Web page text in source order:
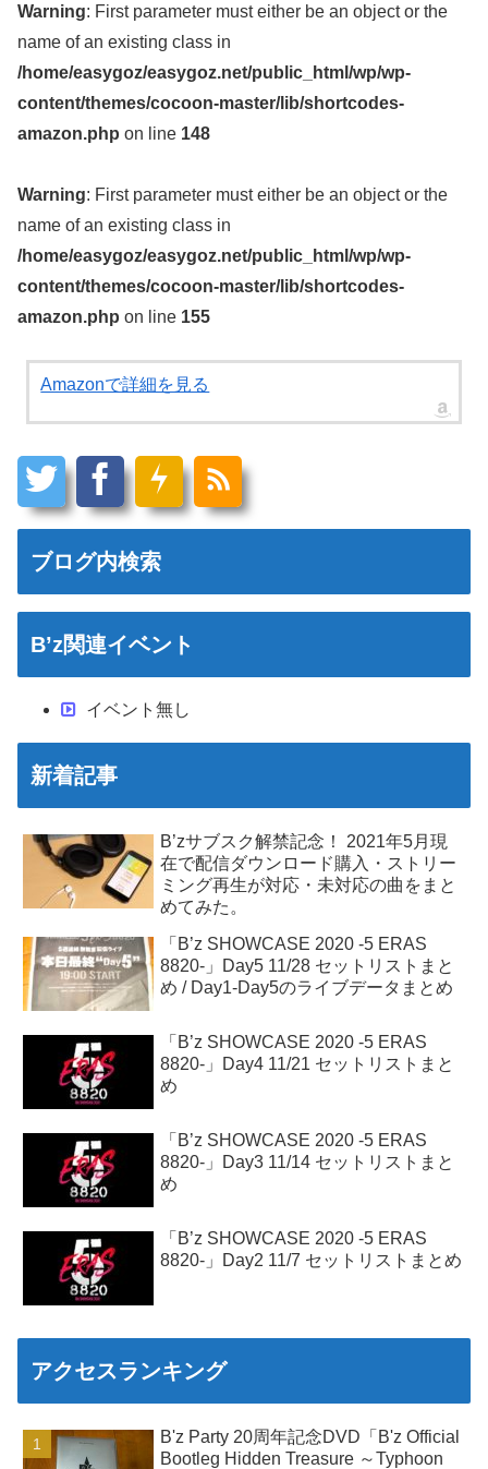
Warning: First parameter must either be an object or the
name of an existing class in
/home/easygoz/easygoz.net/public_html/wp/wp-
content/themes/cocoon-master/lib/shortcodes-
amazon.php on line 148
Warning: First parameter must either be an object or the
name of an existing class in
/home/easygoz/easygoz.net/public_html/wp/wp-
content/themes/cocoon-master/lib/shortcodes-
amazon.php on line 155
Amazonで詳細を見る
ブログ内検索
B’z関連イベント
イベント無し
新着記事
B’zサブスク解禁記念！ 2021年5月現
在で配信ダウンロード購入・ストリー
ミング再生が対応・未対応の曲をまと
めてみた。
「B’z SHOWCASE 2020 -5 ERAS
8820-」Day5 11/28 セットリストまと
め / Day1-Day5のライブデータまとめ
「B’z SHOWCASE 2020 -5 ERAS
8820-」Day4 11/21 セットリストまと
め
「B’z SHOWCASE 2020 -5 ERAS
8820-」Day3 11/14 セットリストまと
め
「B’z SHOWCASE 2020 -5 ERAS
8820-」Day2 11/7 セットリストまとめ
アクセスランキング
B'z Party 20周年記念DVD「B'z Official
Bootleg Hidden Treasure ～Typhoon